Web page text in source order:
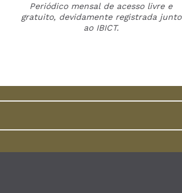
Periódico mensal de acesso livre e
gratuito, devidamente registrada junto
ao IBICT.